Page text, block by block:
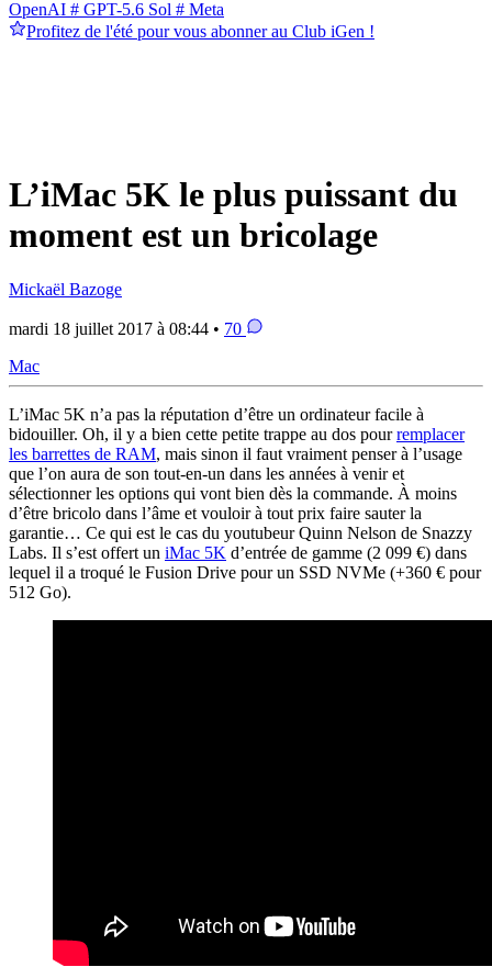
OpenAI # GPT-5.6 Sol # Meta
Profitez de l'été pour vous abonner au Club iGen !
L’iMac 5K le plus puissant du
moment est un bricolage
Mickaël Bazoge
mardi 18 juillet 2017 à 08:44 • 70
Mac
L’iMac 5K n’a pas la réputation d’être un ordinateur facile à
bidouiller. Oh, il y a bien cette petite trappe au dos pourremplacer
les barrettes de RAM, mais sinon il faut vraiment penser à l’usage
que l’on aura de son tout-en-un dans les années à venir et
sélectionner les options qui vont bien dès la commande. À moins
d’être bricolo dans l’âme et vouloir à tout prix faire sauter la
garantie… Ce qui est le cas du youtubeur Quinn Nelson de Snazzy
Labs. Il s’est offert un iMac 5K d’entrée de gamme (2 099 €) dans
lequel il a troqué le Fusion Drive pour un SSD NVMe (+360 € pour
512 Go).